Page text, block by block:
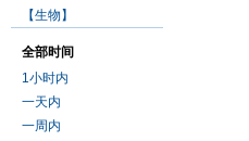
【生物】
全部时间
1小时内
一天内
一周内